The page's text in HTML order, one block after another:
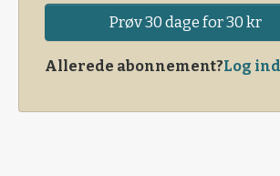
Prøv 30 dage for 30 kr
Allerede abonnement?Log